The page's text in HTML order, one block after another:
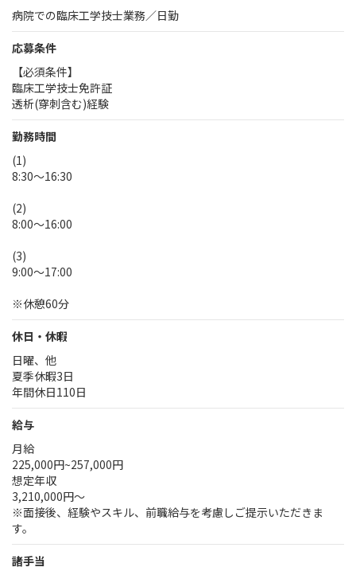
病院での臨床工学技士業務／日勤
応募条件
【必須条件】
臨床工学技士免許証
透析(穿刺含む)経験
勤務時間
(1)
8:30～16:30
(2)
8:00～16:00
(3)
9:00～17:00
※休憩60分
休日・休暇
日曜、他
夏季休暇3日
年間休日110日
給与
月給
225,000円~257,000円
想定年収
3,210,000円～
※面接後、経験やスキル、前職給与を考慮しご提示いただきま
す。
諸手当